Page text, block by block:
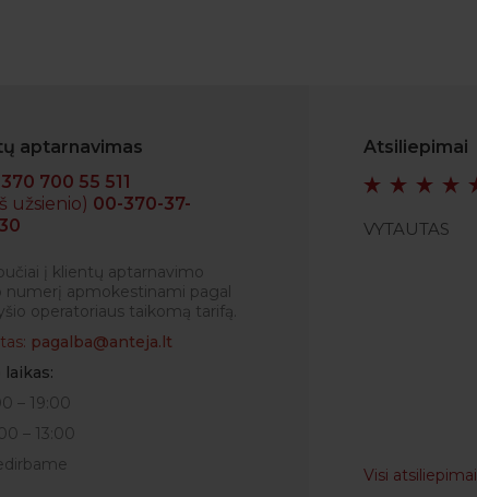
aptarnavimas
700 55 511
užsienio) 00-370-37-
į klientų aptarnavimo
numerį apmokestinami pagal
operatoriaus taikomą tarifą.
pagalba@anteja.lt
laikas:
– 19:00
– 13:00
Atsiliepimai
VYTAUTAS
Visi atsiliepimai